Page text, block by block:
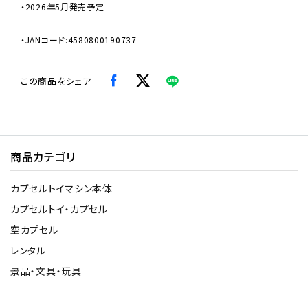
・2026年5月発売予定
・JANコード:4580800190737
この商品をシェア
商品カテゴリ
カプセルトイマシン本体
カプセルトイ・カプセル
空カプセル
レンタル
景品・文具・玩具